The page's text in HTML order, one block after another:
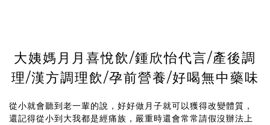
大姨媽月月喜悅飲/鍾欣怡代言/產後調
理/漢方調理飲/孕前營養/好喝無中藥味
從小就會聽到老一輩的說，好好做月子就可以獲得改變體質，
還記得從小到大我都是經痛族，嚴重時還會常常請假沒辦法上